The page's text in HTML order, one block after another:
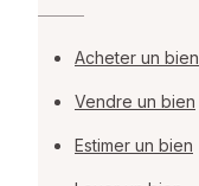
Acheter un bien
Vendre un bien
Estimer un bien